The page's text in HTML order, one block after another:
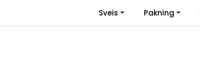
| Bli Bedriftskunde
Sveis Pakning